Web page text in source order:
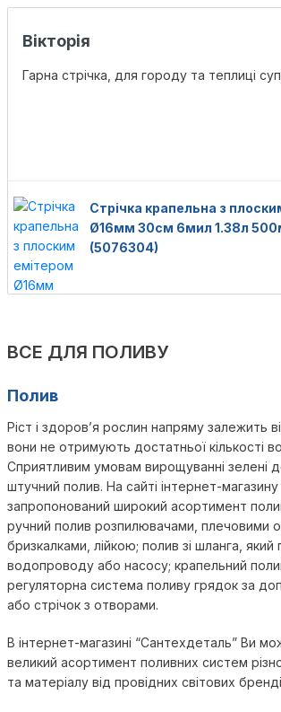
Вікторія
Гарна стрічка, для городу та теплиці
Стрічка крапельна з
Ø16мм 30см 6мил 1.38л
(5076304)
ВСЕ ДЛЯ ПОЛИВУ
Полив
Ріст і здоров’я рослин напряму залежить
вони не отримують достатньої кількості
Сприятливим умовам вирощуванні зелені
штучний полив. На сайті інтернет-
запропонований широкий асортимент
ручний полив розпилювачами, плечовими
бризкалками, лійкою; полив зі шланга,
водопроводу або насосу; крапельний
регуляторна система поливу грядок за
або стрічок з отворами.
В інтернет-магазині “Сантехдеталь” Ви
великий асортимент поливних систем
та матеріалу від провідних світових